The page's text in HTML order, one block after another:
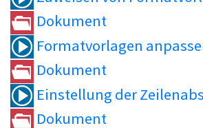
Dokument
Formatvorlagen
Dokument
Einstellung der
Dokument